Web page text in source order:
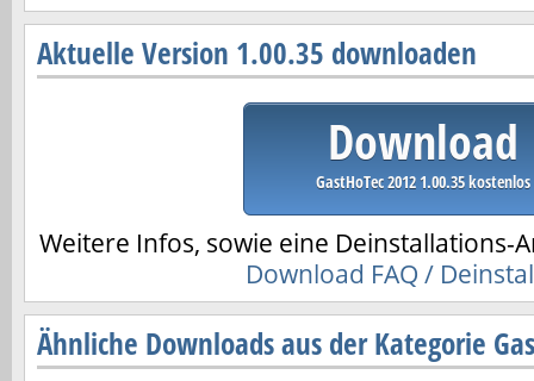
Aktuelle Version 1.00.35 downloaden
Download
GastHoTec 2012 1.00.35 kostenlos
Weitere Infos, sowie eine Deinstallations-
Download FAQ /
Ähnliche Downloads aus der Kategorie